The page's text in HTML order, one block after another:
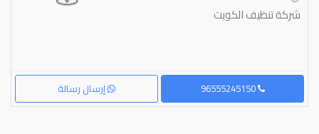
شركة تنظيف الكويت
إرسال رسالة 96555245150